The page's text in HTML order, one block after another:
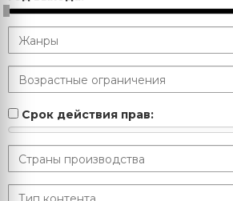
Срок действия прав: